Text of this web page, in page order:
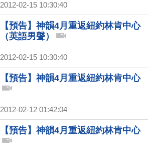
2012-02-15 10:30:40
【預告】神韻4月重返紐約林肯中心
（英語男聲）
2012-02-15 10:30:40
【預告】神韻4月重返紐約林肯中心
2012-02-12 01:42:04
【預告】神韻4月重返紐約林肯中心